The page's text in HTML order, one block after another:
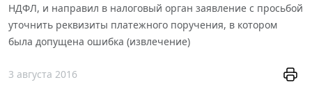
НДФЛ, и направил в налоговый орган заявление с просьбой
уточнить реквизиты платежного поручения, в котором
была допущена ошибка (извлечение)
3 августа 2016